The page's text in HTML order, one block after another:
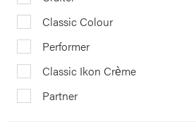
Classic Colour
Performer
Classic Ikon Crème
Partner